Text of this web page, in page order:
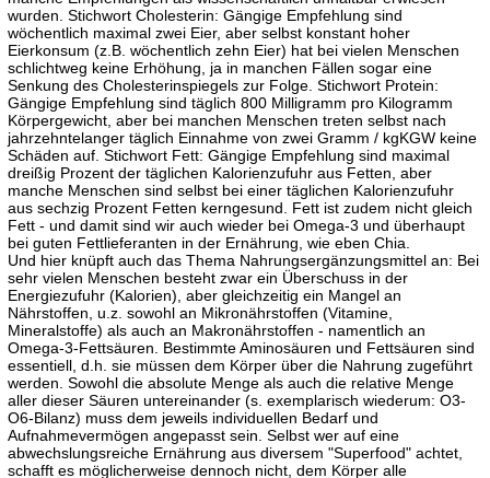
wurden. Stichwort Cholesterin: Gängige Empfehlung sind
wöchentlich maximal zwei Eier, aber selbst konstant hoher
Eierkonsum (z.B. wöchentlich zehn Eier) hat bei vielen Menschen
schlichtweg keine Erhöhung, ja in manchen Fällen sogar eine
Senkung des Cholesterinspiegels zur Folge. Stichwort Protein:
Gängige Empfehlung sind täglich 800 Milligramm pro Kilogramm
Körpergewicht, aber bei manchen Menschen treten selbst nach
jahrzehntelanger täglich Einnahme von zwei Gramm / kgKGW keine
Schäden auf. Stichwort Fett: Gängige Empfehlung sind maximal
dreißig Prozent der täglichen Kalorienzufuhr aus Fetten, aber
manche Menschen sind selbst bei einer täglichen Kalorienzufuhr
aus sechzig Prozent Fetten kerngesund. Fett ist zudem nicht gleich
Fett - und damit sind wir auch wieder bei Omega-3 und überhaupt
bei guten Fettlieferanten in der Ernährung, wie eben Chia.
Und hier knüpft auch das Thema Nahrungsergänzungsmittel an: Bei
sehr vielen Menschen besteht zwar ein Überschuss in der
Energiezufuhr (Kalorien), aber gleichzeitig ein Mangel an
Nährstoffen, u.z. sowohl an Mikronährstoffen (Vitamine,
Mineralstoffe) als auch an Makronährstoffen - namentlich an
Omega-3-Fettsäuren. Bestimmte Aminosäuren und Fettsäuren sind
essentiell, d.h. sie müssen dem Körper über die Nahrung zugeführt
werden. Sowohl die absolute Menge als auch die relative Menge
aller dieser Säuren untereinander (s. exemplarisch wiederum: O3-
O6-Bilanz) muss dem jeweils individuellen Bedarf und
Aufnahmevermögen angepasst sein. Selbst wer auf eine
abwechslungsreiche Ernährung aus diversem "Superfood" achtet,
schafft es möglicherweise dennoch nicht, dem Körper alle